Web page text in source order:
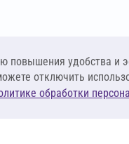
удобства и
отключить
обработки